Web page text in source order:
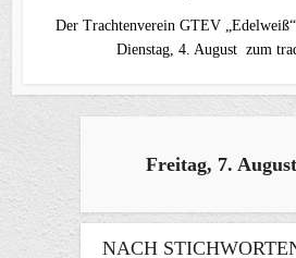
Der Trachtenverein GTEV
Dienstag, 4. August zum
Freitag, 7.
NACH